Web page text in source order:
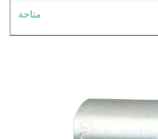
متاحة